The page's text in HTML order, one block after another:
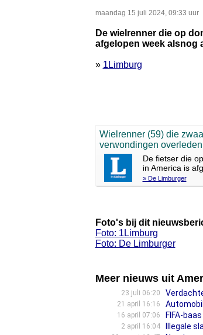
maandag 15 juli 2024, 09:33 uur
De wielrenner die op
afgelopen week alsnog
» 1Limburg
Wielrenner (59) die
verwondingen overleden
De fietser die
in America is
» De Limburger
Foto's bij dit
Foto: 1Limburg
Foto: De Limburger
Meer nieuws uit
23 juli 06:20
21 april 16:16
16 april 07:06 FIFA-
2 april 16:04 Illegale